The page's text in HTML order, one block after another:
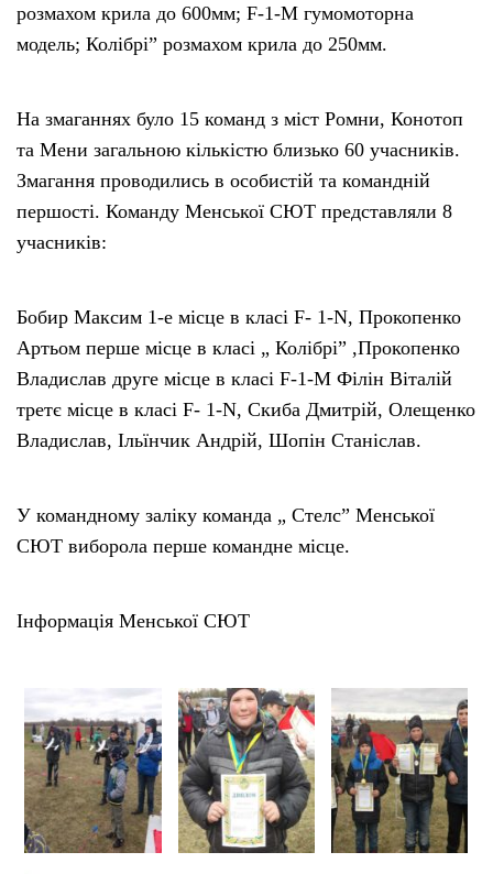
розмахом крила до 600мм; F-1-M гумомоторна
модель; Колібрі” розмахом крила до 250мм.
На змаганнях було 15 команд з міст Ромни, Конотоп
та Мени загальною кількістю близько 60 учасників.
Змагання проводились в особистій та командній
першості. Команду Менської СЮТ представляли 8
учасників:
Бобир Максим 1-е місце в класі F- 1-N, Прокопенко
Артьом перше місце в класі „ Колібрі” ,Прокопенко
Владислав друге місце в класі F-1-M Філін Віталій
третє місце в класі F- 1-N, Скиба Дмитрій, Олещенко
Владислав, Ільїнчик Андрій, Шопін Станіслав.
У командному заліку команда „ Стелс” Менської
СЮТ виборола перше командне місце.
Інформація Менської СЮТ